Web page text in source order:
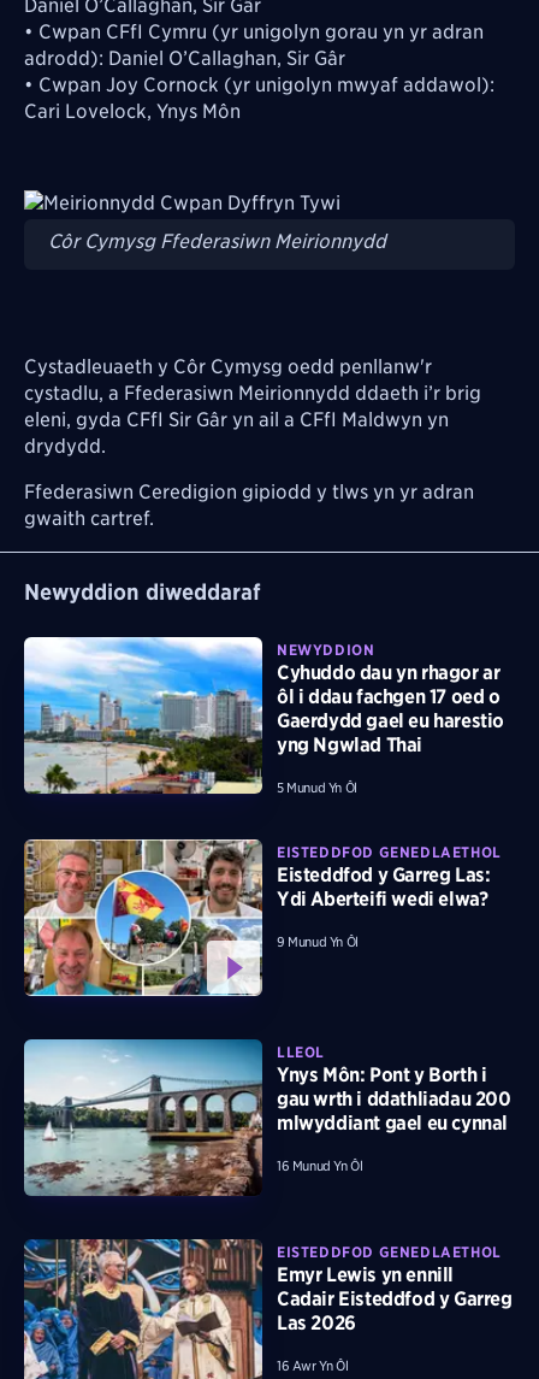
Daniel O’Callaghan, Sir Gâr
• Cwpan CFfI Cymru (yr unigolyn gorau yn yr adran
adrodd): Daniel O’Callaghan, Sir Gâr
• Cwpan Joy Cornock (yr unigolyn mwyaf addawol):
Cari Lovelock, Ynys Môn
Image
Côr Cymysg Ffederasiwn Meirionnydd
Cystadleuaeth y Côr Cymysg oedd penllanw'r
cystadlu, a Ffederasiwn Meirionnydd ddaeth i’r brig
eleni, gyda CFfI Sir Gâr yn ail a CFfI Maldwyn yn
drydydd.
Ffederasiwn Ceredigion gipiodd y tlws yn yr adran
gwaith cartref.
Newyddion diweddaraf
NEWYDDION
Cyhuddo dau yn rhagor ar
ôl i ddau fachgen 17 oed o
Gaerdydd gael eu harestio
yng Ngwlad Thai
5 Munud Yn Ôl
EISTEDDFOD GENEDLAETHOL
Eisteddfod y Garreg Las:
Ydi Aberteifi wedi elwa?
9 Munud Yn Ôl
LLEOL
Ynys Môn: Pont y Borth i
gau wrth i ddathliadau 200
mlwyddiant gael eu cynnal
16 Munud Yn Ôl
EISTEDDFOD GENEDLAETHOL
Emyr Lewis yn ennill
Cadair Eisteddfod y Garreg
Las 2026
16 Awr Yn Ôl